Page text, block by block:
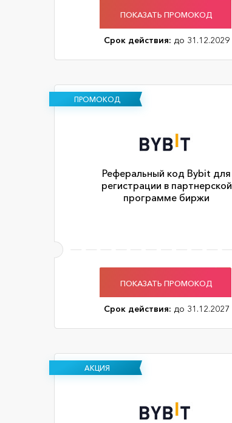
ПОКАЗАТЬ ПРОМОКОД
Срок действия: до 31.12.2029
ПРОМОКОД
Реферальный код Bybit для
регистрации в партнерской
программе биржи
ПОКАЗАТЬ ПРОМОКОД
Срок действия: до 31.12.2027
АКЦИЯ